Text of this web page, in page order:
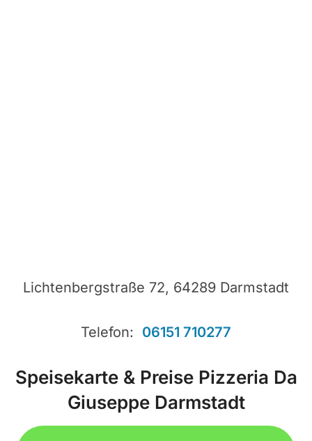
Lichtenbergstraße 72, 64289 Darmstadt
Telefon: 06151 710277
Speisekarte & Preise Pizzeria Da
Giuseppe Darmstadt